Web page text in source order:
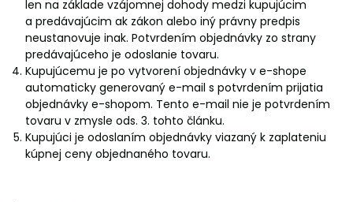
len na základe vzájomnej dohody medzi kupujúcim
a predávajúcim ak zákon alebo iný právny predpis
neustanovuje inak. Potvrdením objednávky zo strany
predávajúceho je odoslanie tovaru.
Kupujúcemu je po vytvorení objednávky v e-shope
automaticky generovaný e-mail s potvrdením prijatia
objednávky e-shopom. Tento e-mail nie je potvrdením
tovaru v zmysle ods. 3. tohto článku.
Kupujúci je odoslaním objednávky viazaný k zaplateniu
kúpnej ceny objednaného tovaru.